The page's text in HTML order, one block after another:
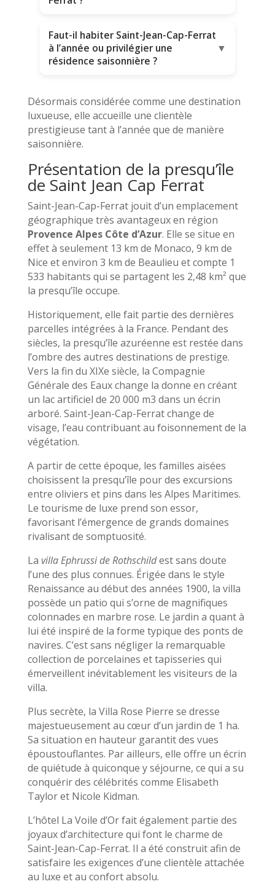
Faut-il habiter Saint-Jean-Cap-Ferrat
à l’année ou privilégier une
résidence saisonnière ?
▼
Désormais considérée comme une destination
luxueuse, elle accueille une clientèle
prestigieuse tant à l’année que de manière
saisonnière.
Présentation de la presqu’île
de Saint Jean Cap Ferrat
Saint-Jean-Cap-Ferrat jouit d’un emplacement
géographique très avantageux en région
Provence Alpes Côte d’Azur. Elle se situe en
effet à seulement 13 km de Monaco, 9 km de
Nice et environ 3 km de Beaulieu et compte 1
533 habitants qui se partagent les 2,48 km² que
la presqu’île occupe.
Historiquement, elle fait partie des dernières
parcelles intégrées à la France. Pendant des
siècles, la presqu’île azuréenne est restée dans
l’ombre des autres destinations de prestige.
Vers la fin du XIXe siècle, la Compagnie
Générale des Eaux change la donne en créant
un lac artificiel de 20 000 m3 dans un écrin
arboré. Saint-Jean-Cap-Ferrat change de
visage, l’eau contribuant au foisonnement de la
végétation.
A partir de cette époque, les familles aisées
choisissent la presqu’île pour des excursions
entre oliviers et pins dans les Alpes Maritimes.
Le tourisme de luxe prend son essor,
favorisant l’émergence de grands domaines
rivalisant de somptuosité.
La villa Ephrussi de Rothschildest sans doute
l’une des plus connues. Érigée dans le style
Renaissance au début des années 1900, la villa
possède un patio qui s’orne de magnifiques
colonnades en marbre rose. Le jardin a quant à
lui été inspiré de la forme typique des ponts de
navires. C’est sans négliger la remarquable
collection de porcelaines et tapisseries qui
émerveillent inévitablement les visiteurs de la
villa.
Plus secrète, la Villa Rose Pierre se dresse
majestueusement au cœur d’un jardin de 1 ha.
Sa situation en hauteur garantit des vues
époustouflantes. Par ailleurs, elle offre un écrin
de quiétude à quiconque y séjourne, ce qui a su
conquérir des célébrités comme Elisabeth
Taylor et Nicole Kidman.
L’hôtel La Voile d’Or fait également partie des
joyaux d’architecture qui font le charme de
Saint-Jean-Cap-Ferrat. Il a été construit afin de
satisfaire les exigences d’une clientèle attachée
au luxe et au confort absolu.